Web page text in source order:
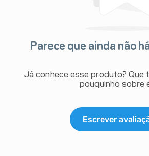
Parece que ainda não
Já conhece esse produto? Que
pouquinho sobre
Escrever